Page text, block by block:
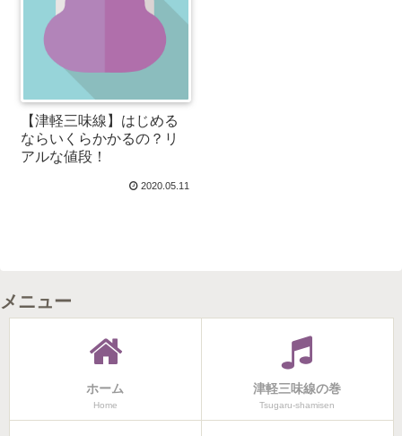
【津軽三味線】はじめる
ならいくらかかるの？リ
アルな値段！
2020.05.11
メニュー
ホーム
Home
津軽三味線の巻
Tsugaru-shamisen